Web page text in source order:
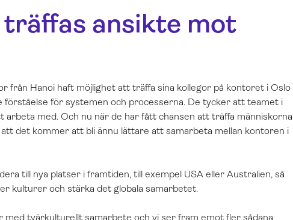
ansikte mot
från Hanoi haft möjlighet att träffa sina kollegor på kontoret i Oslo
förståelse för systemen och processerna. De tycker att teamet i
arbeta med. Och nu när de har fått chansen att träffa människorna
det kommer att bli ännu lättare att samarbeta mellan kontoren i
till nya platser i framtiden, till exempel USA eller Australien, så
kulturer och stärka det globala samarbetet.
tvärkulturellt samarbete och vi ser fram emot fler sådana